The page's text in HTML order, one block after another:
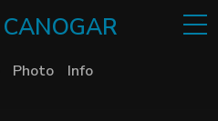
CANOGAR
Photo Info